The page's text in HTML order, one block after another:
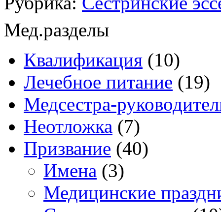
Мед.разделы
Квалификация (10)
Лечебное питание (19)
Медсестра-
Неотложка (7)
Призвание (40)
Имена (3)
Медицинские